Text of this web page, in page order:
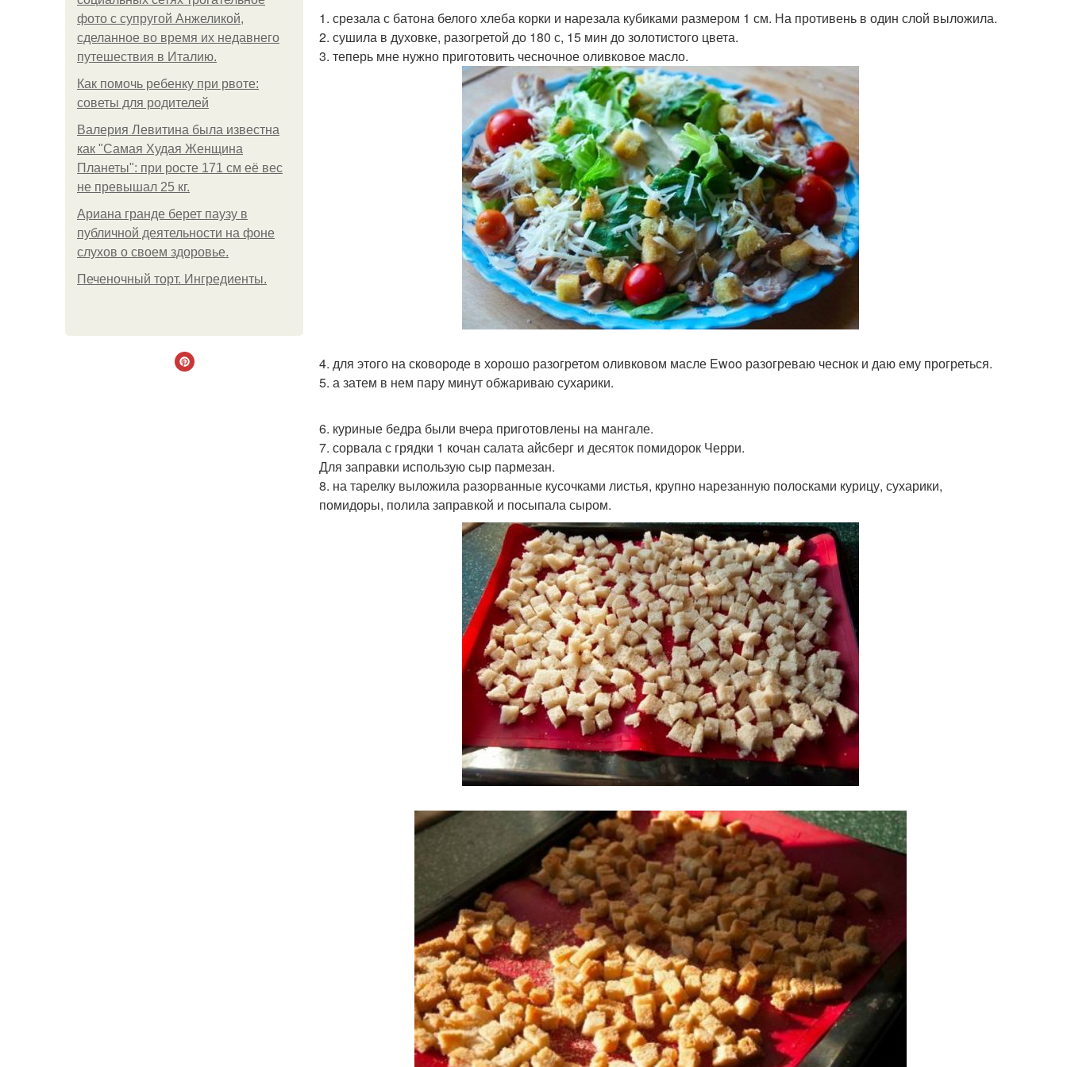
фото с супругой Анжеликой,
сделанное во время их недавнего
путешествия в Италию.
Как помочь ребенку при рвоте:
советы для родителей
Валерия Левитина была известна
как "Самая Худая Женщина
Планеты": при росте 171 см её вес
не превышал 25 кг.
Ариана гранде берет паузу в
публичной деятельности на фоне
слухов о своем здоровье.
Печеночный торт. Ингредиенты.
1. срезала с батона белого хлеба корки и нарезала кубиками размером 1 см. На противень в один слой выложила.
2. сушила в духовке, разогретой до 180 с, 15 мин до золотистого цвета.
3. теперь мне нужно приготовить чесночное оливковое масло.
4. для этого на сковороде в хорошо разогретом оливковом масле Ewoo разогреваю чеснок и даю ему прогреться.
5. а затем в нем пару минут обжариваю сухарики.
6. куриные бедра были вчера приготовлены на мангале.
7. сорвала с грядки 1 кочан салата айсберг и десяток помидорок Черри.
Для заправки использую сыр пармезан.
8. на тарелку выложила разорванные кусочками листья, крупно нарезанную полосками курицу, сухарики,
помидоры, полила заправкой и посыпала сыром.